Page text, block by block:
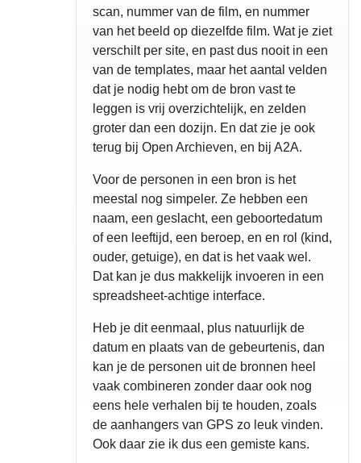
scan, nummer van de film, en nummer
van het beeld op diezelfde film. Wat je ziet
verschilt per site, en past dus nooit in een
van de templates, maar het aantal velden
dat je nodig hebt om de bron vast te
leggen is vrij overzichtelijk, en zelden
groter dan een dozijn. En dat zie je ook
terug bij Open Archieven, en bij A2A.
Voor de personen in een bron is het
meestal nog simpeler. Ze hebben een
naam, een geslacht, een geboortedatum
of een leeftijd, een beroep, en en rol (kind,
ouder, getuige), en dat is het vaak wel.
Dat kan je dus makkelijk invoeren in een
spreadsheet-achtige interface.
Heb je dit eenmaal, plus natuurlijk de
datum en plaats van de gebeurtenis, dan
kan je de personen uit de bronnen heel
vaak combineren zonder daar ook nog
eens hele verhalen bij te houden, zoals
de aanhangers van GPS zo leuk vinden.
Ook daar zie ik dus een gemiste kans.